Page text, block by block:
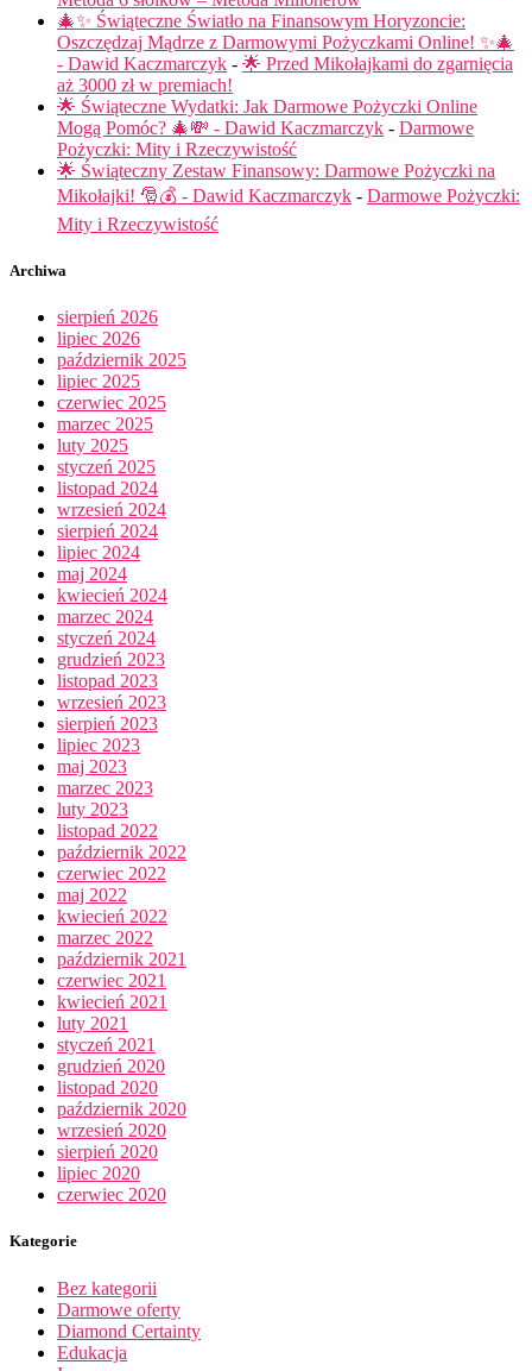
🎄✨ Świąteczne Światło na Finansowym Horyzoncie:
Oszczędzaj Mądrze z Darmowymi Pożyczkami Online! ✨🎄
- Dawid Kaczmarczyk - 🌟 Przed Mikołajkami do zgarnięcia
aż 3000 zł w premiach!
🌟 Świąteczne Wydatki: Jak Darmowe Pożyczki Online
Mogą Pomóc? 🎄💸 - Dawid Kaczmarczyk - Darmowe
Pożyczki: Mity i Rzeczywistość
🌟 Świąteczny Zestaw Finansowy: Darmowe Pożyczki na
Mikołajki! 🎅💰 - Dawid Kaczmarczyk - Darmowe Pożyczki:
Mity i Rzeczywistość
Archiwa
sierpień 2026
lipiec 2026
październik 2025
lipiec 2025
czerwiec 2025
marzec 2025
luty 2025
styczeń 2025
listopad 2024
wrzesień 2024
sierpień 2024
lipiec 2024
maj 2024
kwiecień 2024
marzec 2024
styczeń 2024
grudzień 2023
listopad 2023
wrzesień 2023
sierpień 2023
lipiec 2023
maj 2023
marzec 2023
luty 2023
listopad 2022
październik 2022
czerwiec 2022
maj 2022
kwiecień 2022
marzec 2022
październik 2021
czerwiec 2021
kwiecień 2021
luty 2021
styczeń 2021
grudzień 2020
listopad 2020
październik 2020
wrzesień 2020
sierpień 2020
lipiec 2020
czerwiec 2020
Kategorie
Bez kategorii
Darmowe oferty
Diamond Certainty
Edukacja